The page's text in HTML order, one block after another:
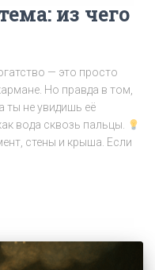
из чего
— это просто
Но правда в том,
ты не увидишь её
вода сквозь пальцы.
стены и крыша. Если